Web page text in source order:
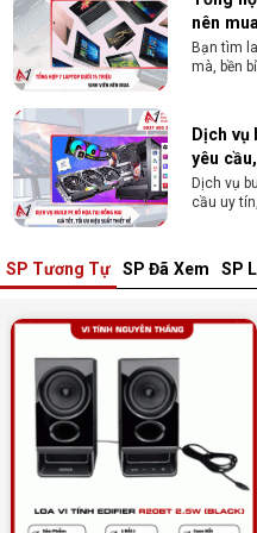
yêu
Dịch vụ
cầu uy
10+
mua
Gợi ý
2026
Dịch vụ
tín,
Dịch vụ
hình
phá
Cách
Cách tính
phù
tối ưu
SP Tương Tự SP Đã Xem SP